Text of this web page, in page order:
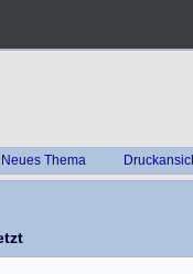
Neues Thema